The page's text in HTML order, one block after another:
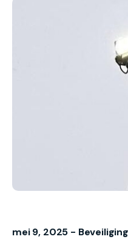
mei 9, 2025 - Beveiliging